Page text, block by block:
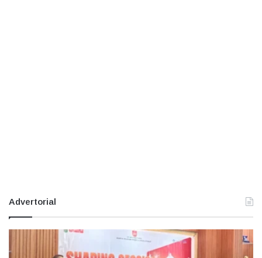
Advertorial